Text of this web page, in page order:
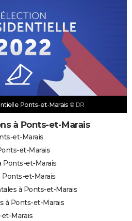
Ponts-et-Marais © DR
à Ponts-et-Marais
et-Marais
et-Marais
Ponts-et-Marais
Ponts-et-Marais
à Ponts-et-Marais
à Ponts-et-Marais
Marais